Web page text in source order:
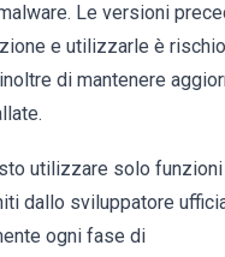
Le versioni
e utilizzarle è
di mantenere
utilizzare solo
dallo sviluppatore
ogni fase di